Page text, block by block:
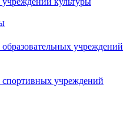
учреждений
учреждений